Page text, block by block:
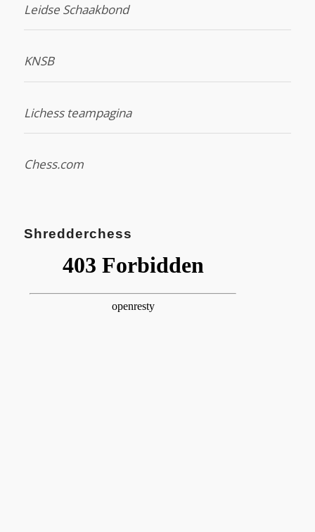
Leidse Schaakbond
KNSB
Lichess teampagina
Chess.com
Shredderchess